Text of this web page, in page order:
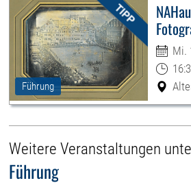
Führung
Mi.
Weitere Veranstaltungen
Führung